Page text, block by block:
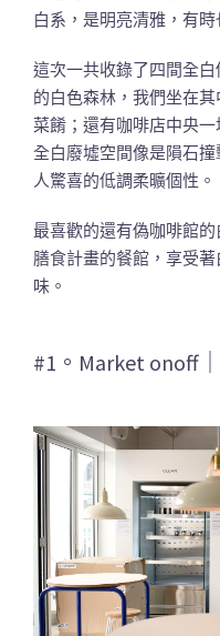
白系，是明亮清雅，有時
這次一共收錄了四間全
的白色森林，我們坐在
菜餚；還有咖啡店中央
全白廢墟空間像是隕石
人驚喜的低調柔曠個性。
最喜歡的還有偽咖啡館
膳食計畫的餐館，享受
味。
#1。Market onoff｜